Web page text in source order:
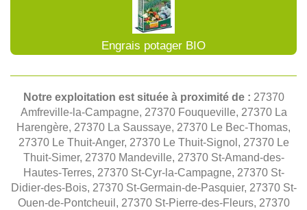
Engrais potager BIO
Notre exploitation est située à proximité de : 27370
Amfreville-la-Campagne, 27370 Fouqueville, 27370 La
Harengère, 27370 La Saussaye, 27370 Le Bec-Thomas,
27370 Le Thuit-Anger, 27370 Le Thuit-Signol, 27370 Le
Thuit-Simer, 27370 Mandeville, 27370 St-Amand-des-
Hautes-Terres, 27370 St-Cyr-la-Campagne, 27370 St-
Didier-des-Bois, 27370 St-Germain-de-Pasquier, 27370 St-
Ouen-de-Pontcheuil, 27370 St-Pierre-des-Fleurs, 27370